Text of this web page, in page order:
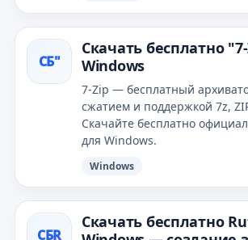
СБ"
Скачать бесплатно
Windows
7-Zip — бесплатный
сжатием и поддержкой 7z,
Скачайте бесплатно
для Windows.
Windows
СБR
Скачать бесплатно